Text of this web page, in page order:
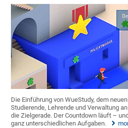
Die Einführung von WueStudy, dem
Studierende, Lehrende und Verwaltung
die Zielgerade. Der Countdown läuft –
ganz unterschiedlichen Aufgaben.